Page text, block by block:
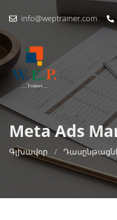
info@weptrainer.com
Meta Ads
Գլխավոր /